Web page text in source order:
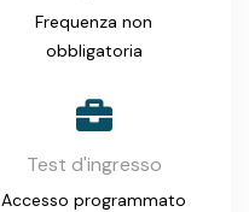
Frequenza non
obbligatoria
Test d'ingresso
Accesso programmato